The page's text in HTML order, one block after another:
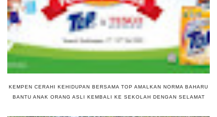
KEMPEN CERAHI KEHIDUPAN BERSAMA TOP AMALKAN NORMA BAHARU
BANTU ANAK ORANG ASLI KEMBALI KE SEKOLAH DENGAN SELAMAT